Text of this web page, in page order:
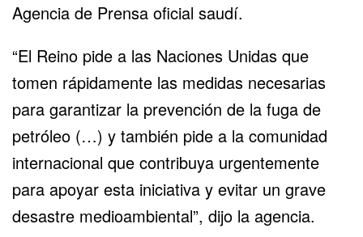
Agencia de Prensa oficial saudí.
“El Reino pide a las Naciones Unidas que
tomen rápidamente las medidas necesarias
para garantizar la prevención de la fuga de
petróleo (…) y también pide a la comunidad
internacional que contribuya urgentemente
para apoyar esta iniciativa y evitar un grave
desastre medioambiental”, dijo la agencia.